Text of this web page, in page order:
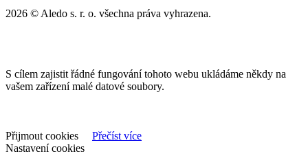
2026 © Aledo s. r. o. všechna práva vyhrazena.
S cílem zajistit řádné fungování tohoto webu ukládáme někdy na
vašem zařízení malé datové soubory.
Přijmout cookies
Přečíst více
Nastavení cookies